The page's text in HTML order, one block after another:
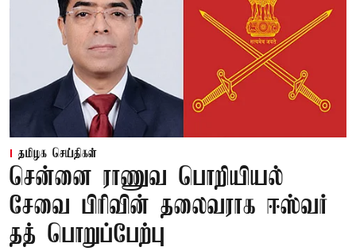
தமிழக செய்திகள்
சென்னை ராணுவ பொறியியல்
சேவை பிரிவின் தலைவராக ஈஸ்வர்
தத் பொறுப்பேற்பு